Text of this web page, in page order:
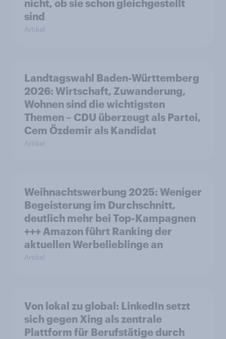
nicht, ob sie schon gleichgestellt
sind
Artikel
Landtagswahl Baden-Württemberg
2026: Wirtschaft, Zuwanderung,
Wohnen sind die wichtigsten
Themen – CDU überzeugt als Partei,
Cem Özdemir als Kandidat
Artikel
Weihnachtswerbung 2025: Weniger
Begeisterung im Durchschnitt,
deutlich mehr bei Top-Kampagnen
+++ Amazon führt Ranking der
aktuellen Werbelieblinge an
Artikel
Von lokal zu global: LinkedIn setzt
sich gegen Xing als zentrale
Plattform für Berufstätige durch